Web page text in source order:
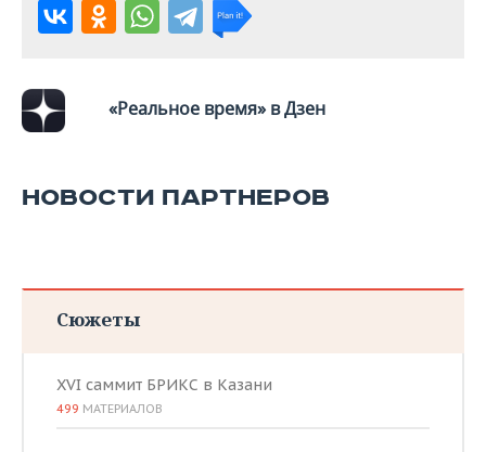
«Реальное время» в Дзен
НОВОСТИ ПАРТНЕРОВ
Сюжеты
XVI саммит БРИКС в Казани
499 МАТЕРИАЛОВ